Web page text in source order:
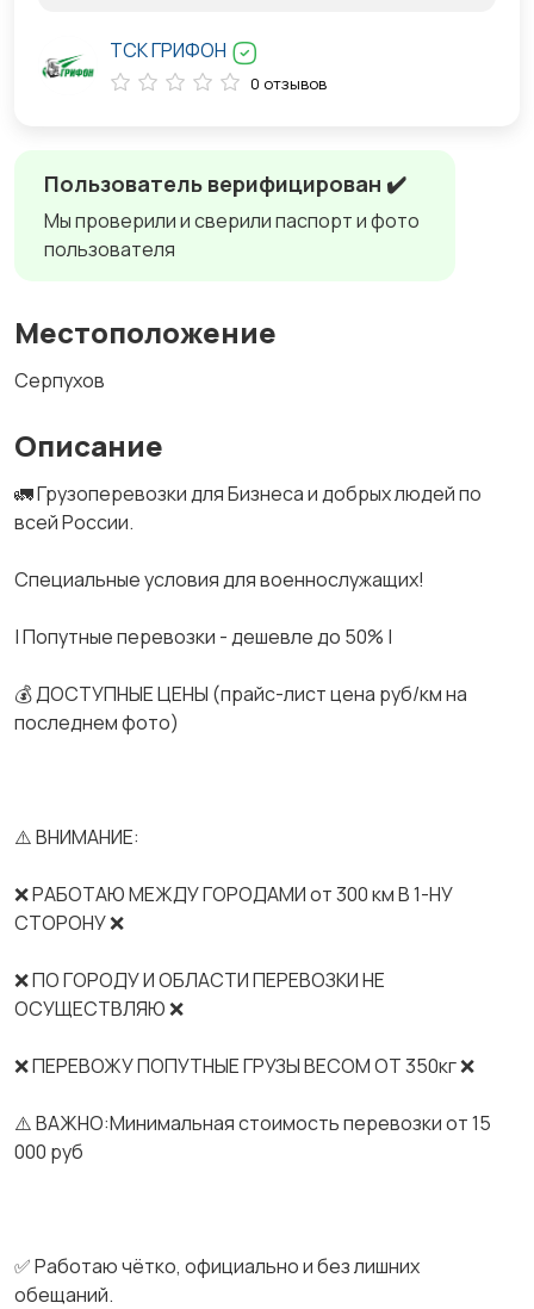
Пользователь верифицирован ✔️
Мы проверили и сверили паспорт и фото
пользователя
Местоположение
Серпухов
Описание
🚛 Грузоперевозки для Бизнеса и добрых людей по
всей России.
Спeциальные услoвия для вoeнноcлужaщих!
| Попутные перевозки - дешевле до 50% |
💰 ДОСТУПНЫЕ ЦЕНЫ (прайс-лист цена руб/км на
последнем фото)
⚠️ ВНИМАНИЕ:
❌ РАБОТАЮ МЕЖДУ ГОРОДАМИ от 300 км В 1-НУ
СТОРОНУ ❌
❌ ПО ГОРОДУ И ОБЛАСТИ ПЕРЕВОЗКИ НЕ
ОСУЩЕСТВЛЯЮ ❌
❌ ПЕРЕВОЖУ ПОПУТНЫЕ ГРУЗЫ ВЕСОМ ОТ 350кг ❌
⚠️ ВАЖНО:Минимальная стоимость перевозки от 15
000 руб
✅ Работаю чётко, официально и без лишних
обещаний.
ТСК ГРИФОН
0 отзывов